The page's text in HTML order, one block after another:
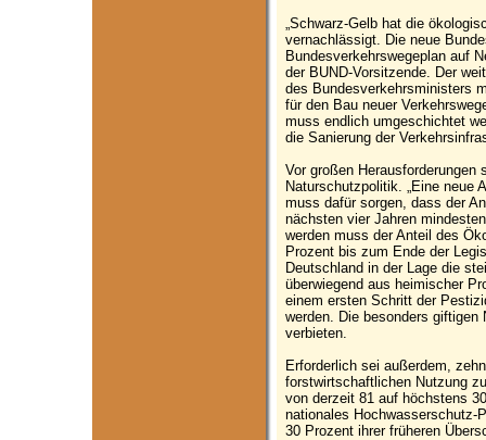
„Schwarz-Gelb hat die
vernachlässigt. Die neue
Bundesverkehrswegeplan auf
der BUND-Vorsitzende. Der
des Bundesverkehrsministers
für den Bau neuer
muss endlich umgeschichtet
die Sanierung der
Vor großen Herausforderungen
Naturschutzpolitik. „Eine neue
muss dafür sorgen, dass der
nächsten vier Jahren
werden muss der Anteil des
Prozent bis zum Ende der
Deutschland in der Lage die
überwiegend aus heimischer
einem ersten Schritt der
werden. Die besonders
verbieten.
Erforderlich sei außerdem,
forstwirtschaftlichen Nutzung
von derzeit 81 auf höchstens
nationales Hochwasserschutz-
30 Prozent ihrer früheren